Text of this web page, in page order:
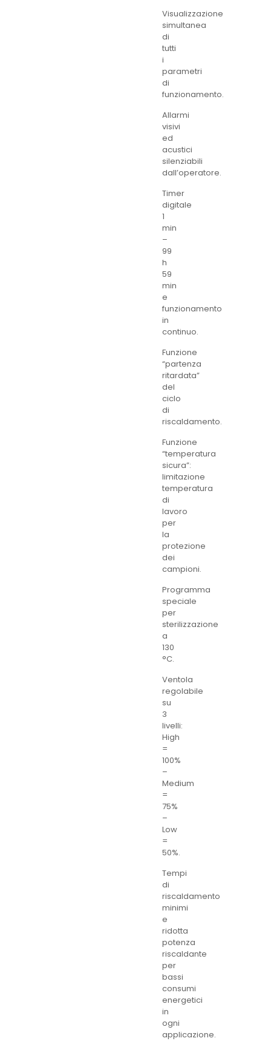
Visualizzazione
simultanea
di
tutti
i
parametri
di
funzionamento.
Allarmi
visivi
ed
acustici
silenziabili
dall’operatore.
Timer
digitale
1
min
–
99
h
59
min
e
funzionamento
in
continuo.
Funzione
“partenza
ritardata”
del
ciclo
di
riscaldamento.
Funzione
“temperatura
sicura”:
limitazione
temperatura
di
lavoro
per
la
protezione
dei
campioni.
Programma
speciale
per
sterilizzazione
a
130
°C.
Ventola
regolabile
su
3
livelli:
High
=
100%
–
Medium
=
75%
–
Low
=
50%.
Tempi
di
riscaldamento
minimi
e
ridotta
potenza
riscaldante
per
bassi
consumi
energetici
in
ogni
applicazione.